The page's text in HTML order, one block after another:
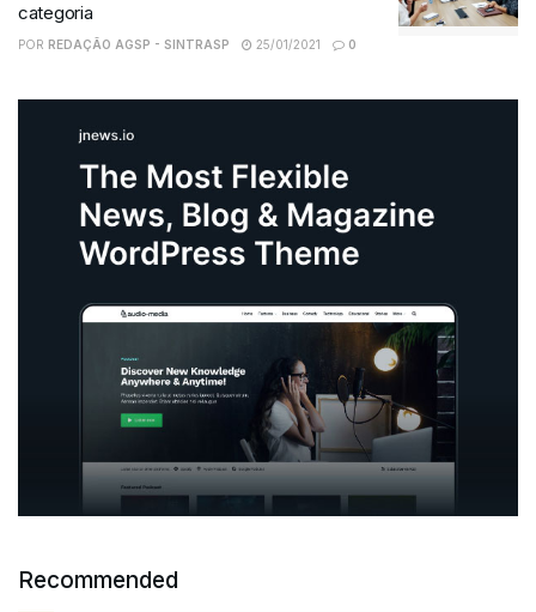
categoria
POR REDAÇÃO AGSP - SINTRASP 25/01/2021 0
Recommended